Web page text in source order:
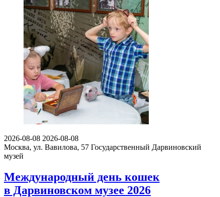
2026-08-08 2026-08-08
Москва, ул. Вавилова, 57 Государственный Дарвиновский
музей
Международный день кошек
в Дарвиновском музее 2026